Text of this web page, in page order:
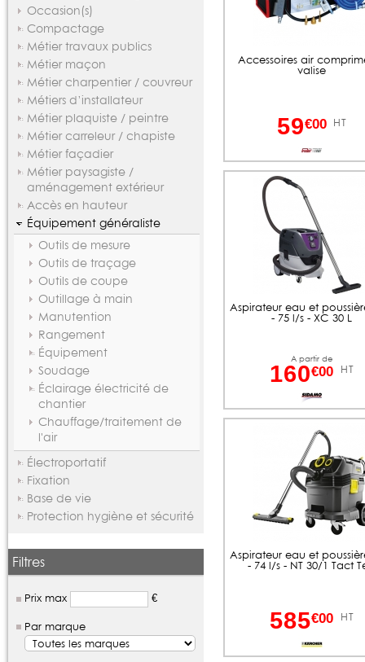
Accessoires air
valise
59€00 HT
Aspirateur eau et
- 75 l/s - XC 30 L
A partir de
160€00 HT
Aspirateur eau et
- 74 l/s - NT 30/1 Tact
585€00 HT
Occasion(s)
Compactage
Métier travaux publics
Métier maçon
Métier charpentier / couvreur
Métiers d’installateur
Métier plaquiste / peintre
Métier carreleur / chapiste
Métier façadier
Métier paysagiste /
aménagement extérieur
Accès en hauteur
Équipement généraliste
Outils de mesure
Outils de traçage
Outils de coupe
Outillage à main
Manutention
Rangement
Équipement
Soudage
Éclairage électricité de
chantier
Chauffage/traitement de
l'air
Électroportatif
Fixation
Base de vie
Protection hygiène et sécurité
Filtres
Prix max €
Par marque